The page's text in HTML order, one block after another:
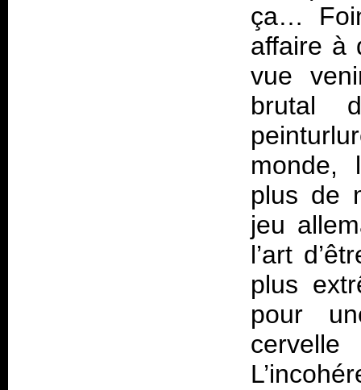
ça…
affaire à
vue
brutal
monde,
plus de
jeu
l’art
plus
pour